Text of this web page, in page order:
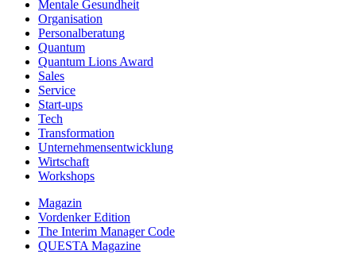
Mentale Gesundheit
Organisation
Personalberatung
Quantum
Quantum Lions Award
Sales
Service
Start-ups
Tech
Transformation
Unternehmensentwicklung
Wirtschaft
Workshops
Magazin
Vordenker Edition
The Interim Manager Code
QUESTA Magazine